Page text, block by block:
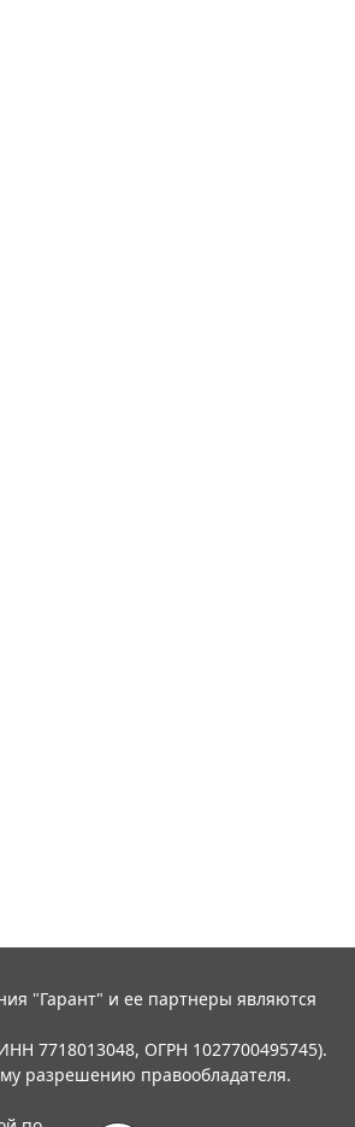
"Гарант" и ее партнеры являются
7718013048, ОГРН 1027700495745).
разрешению правообладателя.